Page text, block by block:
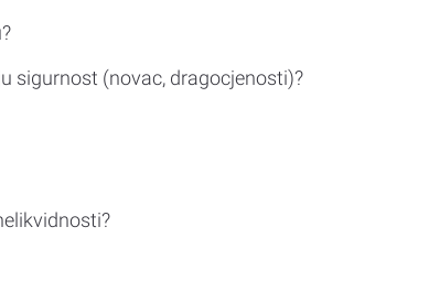
sigurnost (novac, dragocjenosti)?